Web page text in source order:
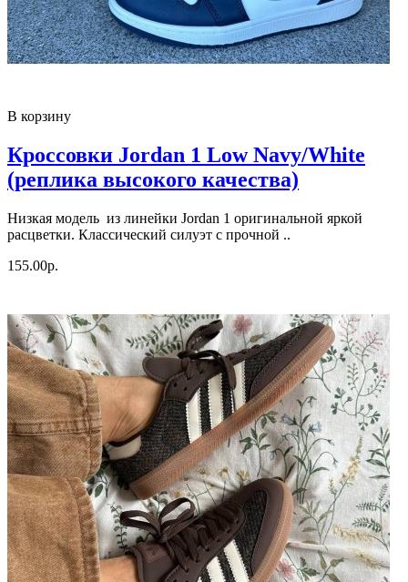
В корзину
Кроссовки Jordan 1 Low Navy/White
(реплика высокого качества)
Низкая модель из линейки Jordan 1 оригинальной яркой
расцветки. Классический силуэт с прочной ..
155.00р.